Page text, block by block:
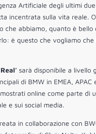
Artificiale degli ultimi
incentrata sulla vita reale.
che abbiamo, quanto è bello
è questo che vogliamo che
sarà disponibile a livello
di BMW in EMEA, APAC
online come parte di
e sui social media.
in collaborazione con